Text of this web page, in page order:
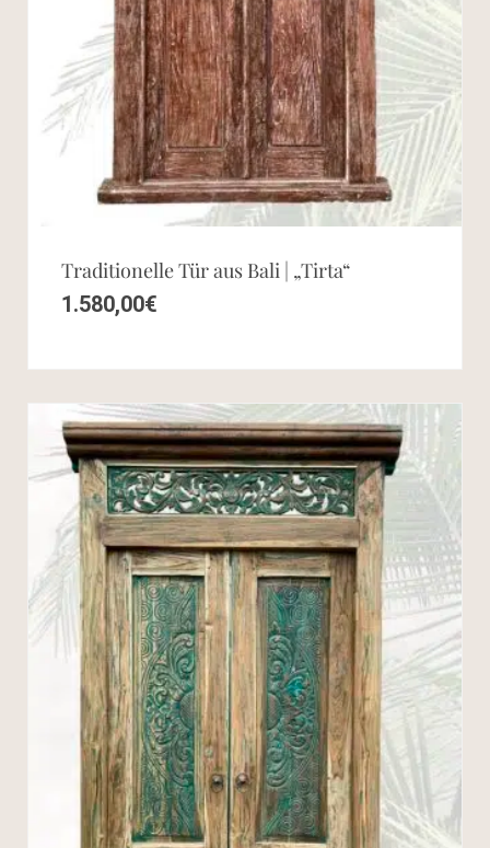
Traditionelle Tür aus Bali | „Tirta“
1.580,00€